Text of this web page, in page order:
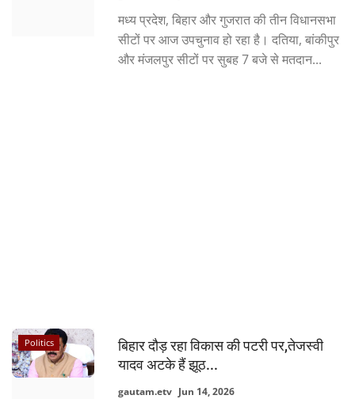
Weather
मध्य प्रदेश, बिहार और गुजरात की तीन विधानसभा
सीटों पर आज उपचुनाव हो रहा है। दतिया, बांकीपुर
और मंजलपुर सीटों पर सुबह 7 बजे से मतदान...
Politics
बिहार दौड़ रहा विकास की पटरी पर,तेजस्वी
यादव अटके हैं झूठ...
gautam.etv Jun 14, 2026